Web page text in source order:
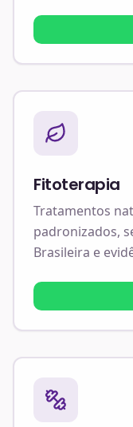
Fitoterapia
Tratamentos
padronizados,
Brasileira e